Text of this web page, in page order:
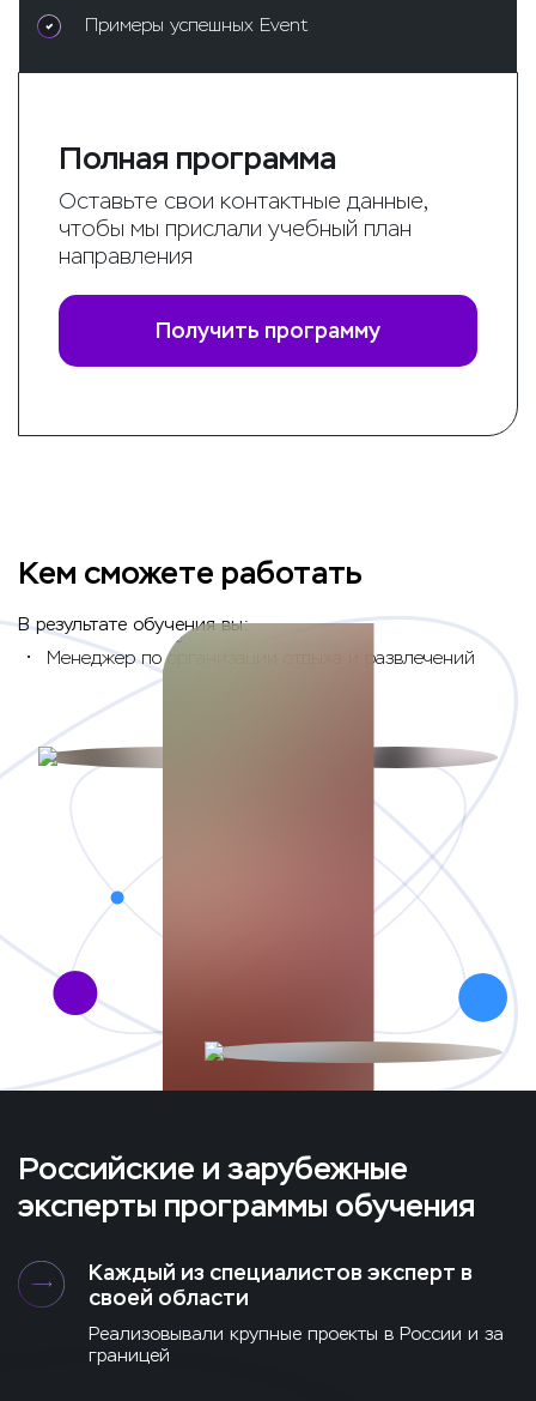
Примеры успешных Event
Полная программа
Оставьте свои контактные данные,
чтобы мы прислали учебный план
направления
Получить программу
Кем сможете работать
В результате обучения вы:
Менеджер по организации отдыха и развлечений
Российские и зарубежные
эксперты программы обучения
Каждый из специалистов эксперт в
своей области
Реализовывали крупные проекты в России и за
границей